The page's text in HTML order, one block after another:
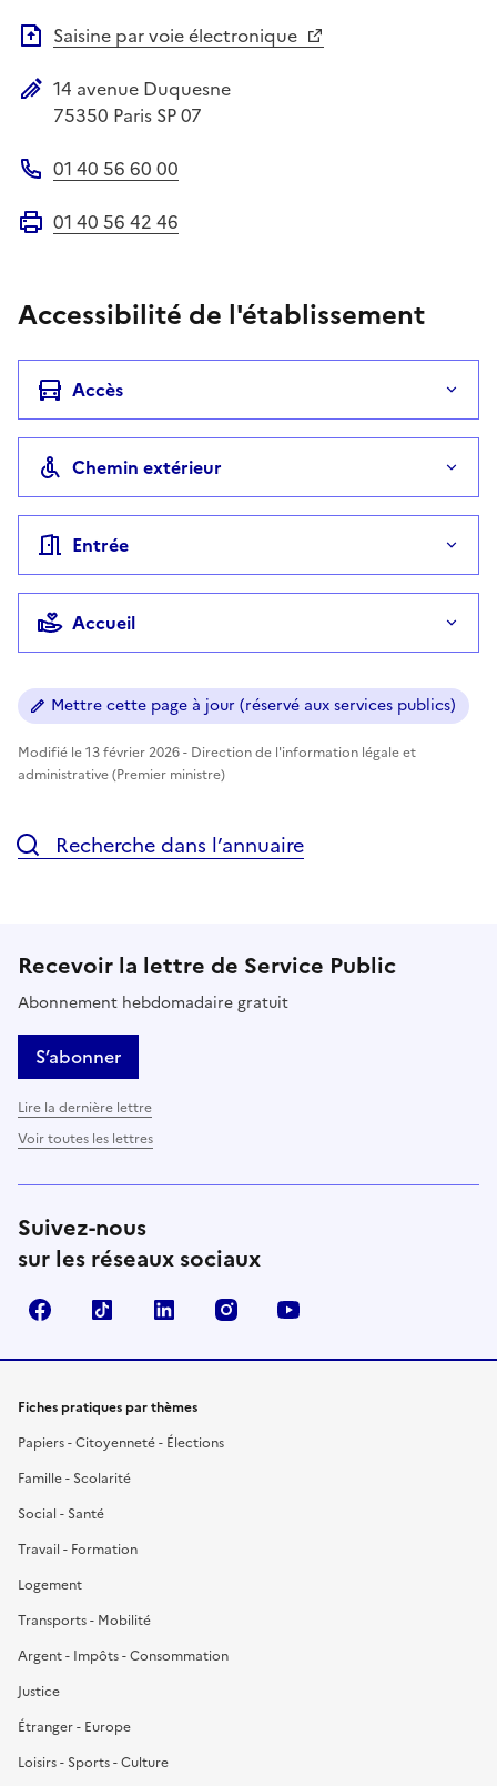
Saisine par voie électronique
Adresse postale
14 avenue Duquesne
75350 Paris SP 07
01 40 56 60 00
01 40 56 42 46
Accessibilité de l'établissement
Accès
Chemin extérieur
Entrée
Accueil
Mettre cette page à jour (réservé aux services publics)
Modifié le 13 février 2026 - Direction de l'information légale et
administrative (Premier ministre)
Recherche dans l’annuaire
Recevoir la lettre de Service Public
Abonnement hebdomadaire gratuit
S’abonner
Lire la dernière lettre
Voir toutes les lettres
Suivez-nous
sur les réseaux sociaux
FacebookTikTok LinkedIn Instagram
Fiches pratiques par thèmes
Papiers - Citoyenneté - Élections
Famille - Scolarité
Social - Santé
Travail - Formation
Logement
Transports - Mobilité
Argent - Impôts - Consommation
Justice
Étranger - Europe
Loisirs - Sports - Culture